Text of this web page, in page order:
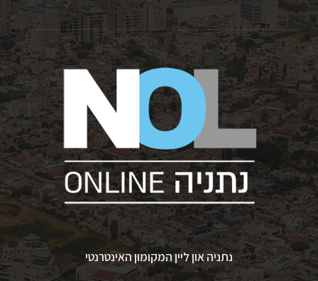
נתניה און ליין המקומון האינטרנטי